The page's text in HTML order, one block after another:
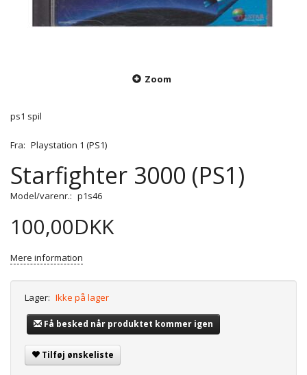
Zoom
ps1 spil
Fra: Playstation 1 (PS1)
Starfighter 3000 (PS1)
Model/varenr.: p1s46
100,00DKK
Mere information
Lager: Ikke på lager
Få besked når produktet kommer igen
Tilføj ønskeliste